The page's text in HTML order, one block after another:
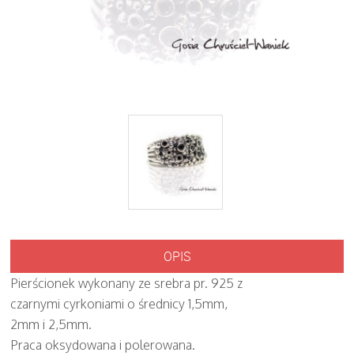
OPIS
Pierścionek wykonany ze srebra pr. 925 z
czarnymi cyrkoniami o średnicy 1,5mm,
2mm i 2,5mm.
Praca oksydowana i polerowana.